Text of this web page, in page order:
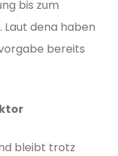
bis zum
Laut dena haben
bereits
bleibt trotz